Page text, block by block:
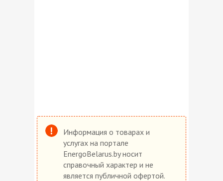
Информация о товарах и
услугах на портале
EnergoBelarus.by носит
справочный характер и не
является публичной офертой.